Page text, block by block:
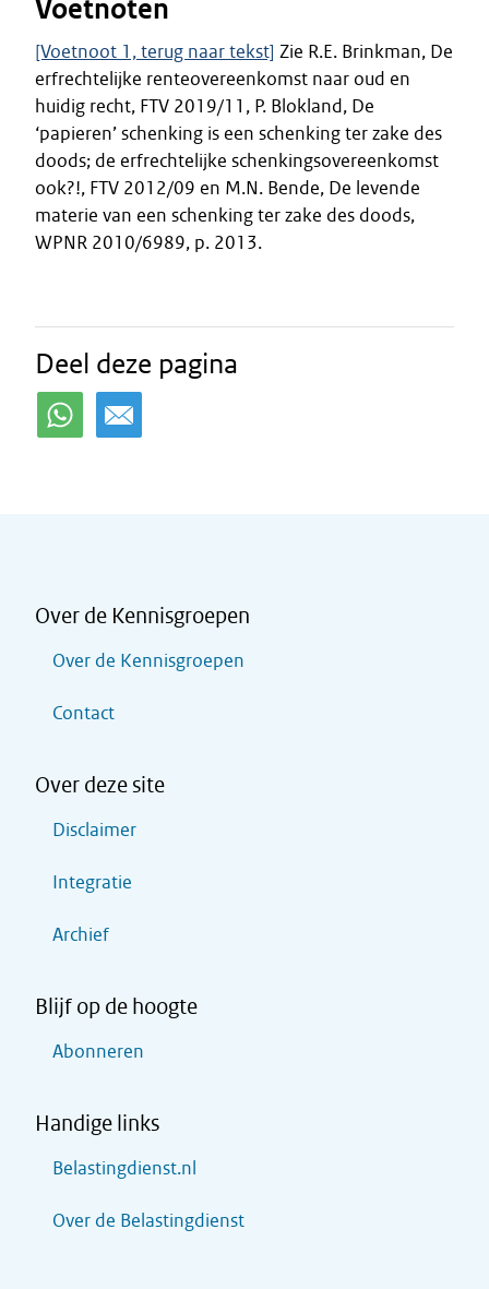
Voetnoten
[Voetnoot 1, terug naar tekst] Zie R.E. Brinkman, De
erfrechtelijke renteovereenkomst naar oud en
huidig recht, FTV 2019/11, P. Blokland, De
‘papieren’ schenking is een schenking ter zake des
doods; de erfrechtelijke schenkingsovereenkomst
ook?!, FTV 2012/09 en M.N. Bende, De levende
materie van een schenking ter zake des doods,
WPNR 2010/6989, p. 2013.
Deel deze pagina
Over de Kennisgroepen
Over de Kennisgroepen
Contact
Over deze site
Disclaimer
Integratie
Archief
Blijf op de hoogte
Abonneren
Handige links
Belastingdienst.nl
Over de Belastingdienst